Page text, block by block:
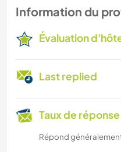
Information du
Évaluation
Last replied
Taux de réponse
Répond généralement